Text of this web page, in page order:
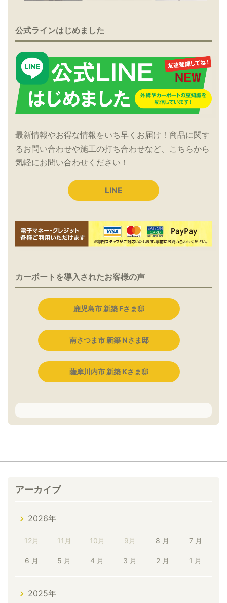
公式ラインはじめました
最新情報やお得な情報をいち早くお届け！商品に関す
るお問い合わせや施工の打ち合わせなど、こちらから
気軽にお問い合わせください！
LINE
カーポートを導入されたお客様の声
鹿児島市 新築 Fさま邸
南さつま市 新築 Nさま邸
薩摩川内市 新築 Kさま邸
アーカイブ
2026年
12月 11月 10月 9月 8 月 7 月
6 月 5 月 4 月 3 月 2 月 1 月
2025年